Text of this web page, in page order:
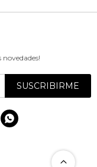
novedades!
SUSCRIBIRME
